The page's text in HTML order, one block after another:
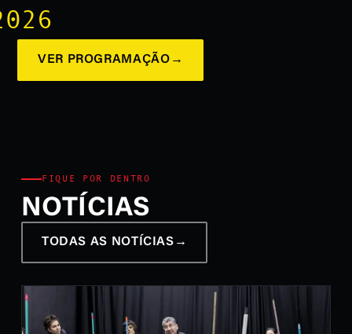
VER PROGRAMAÇÃO →
FIQUE POR DENTRO
NOTÍCIAS
TODAS AS NOTÍCIAS →